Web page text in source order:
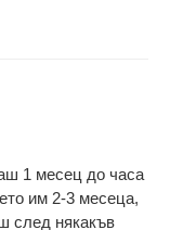
1 месец до часа
им 2-3 месеца,
след някакъв